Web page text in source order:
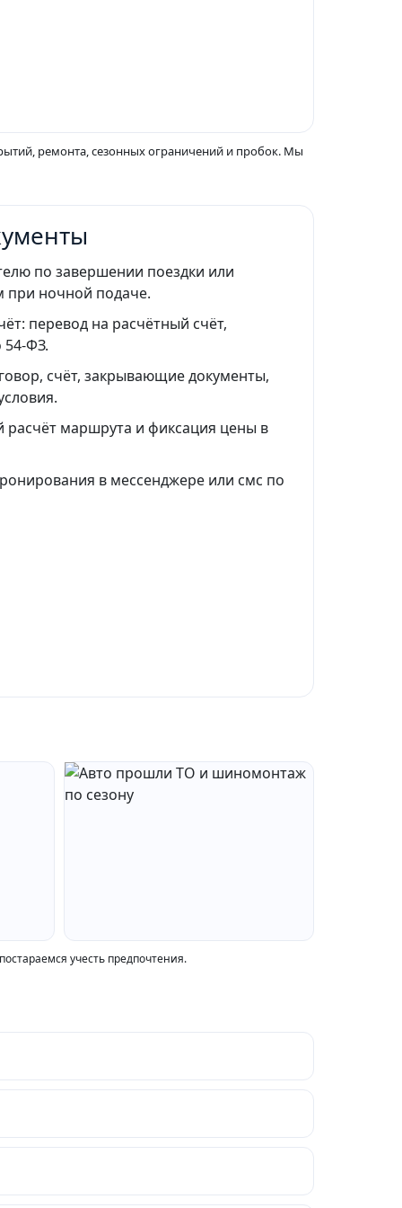
ремонта, сезонных ограничений и пробок. Мы
по завершении поездки или
при ночной подаче.
перевод на расчётный счёт,
счёт, закрывающие документы,
расчёт маршрута и фиксация цены в
в мессенджере или смс по
учесть предпочтения.